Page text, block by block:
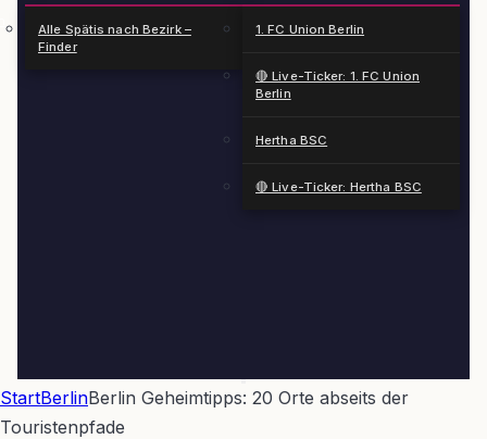
Alle Spätis nach Bezirk –
Finder
1. FC Union Berlin
🔴 Live-Ticker: 1. FC Union
Berlin
Hertha BSC
🔴 Live-Ticker: Hertha BSC
StartBerlinBerlin Geheimtipps: 20 Orte abseits der
Touristenpfade